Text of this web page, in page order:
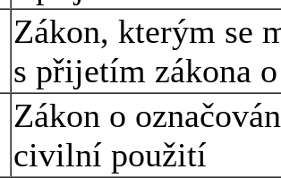
Zákon, kterým se
s přijetím zákona
Zákon o
civilní použití